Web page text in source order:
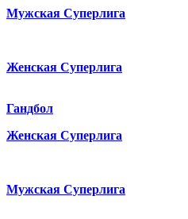
Мужская Суперлига
Женская Суперлига
Гандбол
Женская Суперлига
Мужская Суперлига